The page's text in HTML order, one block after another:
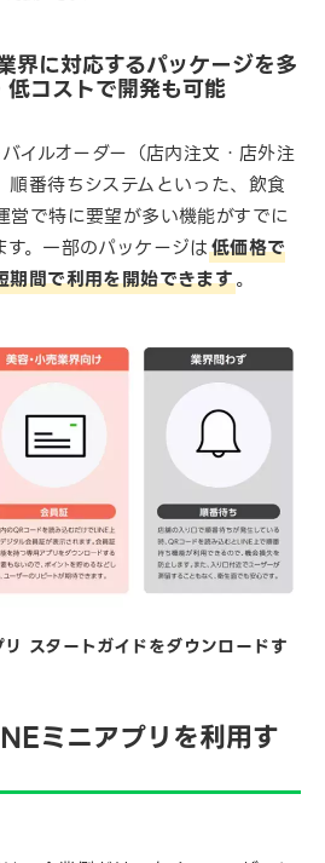
界に対応するパッケージを多
コストで開発も可能
イルオーダー（店内注文・店外注
順番待ちシステムといった、飲食
営で特に要望が多い機能がすでに
。一部のパッケージは低価格で
期間で利用を開始できます。
スタートガイドをダウンロードす
ミニアプリを利用す